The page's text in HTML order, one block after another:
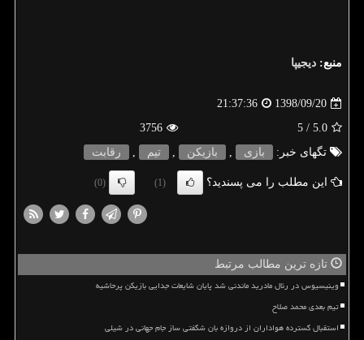
منبع: دیجیپا
1398/09/20
21:37:36
5.0
/ 5
3756
تگهای خبر:
بازی , بازیكن , تیم , رقابت
این مطلب را می پسندید؟ (1)
(0)
تازه ترین مطالب مرتبط
وینیسیوس در رئال مادرید ماندنی شد پایان شایعات جدایی بازیکن پرحاشیه
تیم بعدی محمد صلاح
استقبال گسترده هواداران از دروازه بان شگفتی ساز جام جهانی در شیلی